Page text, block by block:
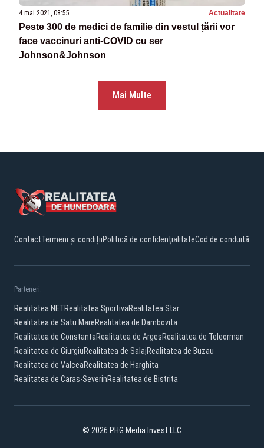
4 mai 2021, 08:55 Actualitate
Peste 300 de medici de familie din vestul țării vor
face vaccinuri anti-COVID cu ser
Johnson&Johnson
Mai Multe
ContactTermeni și condițiiPolitică de confidențialitateCod de conduită
Parteneri:
Realitatea.NETRealitatea SportivaRealitatea Star
Realitatea de Satu MareRealitatea de Dambovita
Realitatea de ConstantaRealitatea de ArgesRealitatea de Teleorman
Realitatea de GiurgiuRealitatea de SalajRealitatea de Buzau
Realitatea de ValceaRealitatea de Harghita
Realitatea de Caras-SeverinRealitatea de Bistrita
© 2026 PHG Media Invest LLC